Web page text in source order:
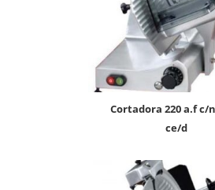
cortadora 220 a.f c/norma
ce/d